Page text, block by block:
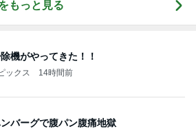
ックス 2日前
磨き粉まみれの子の荷物
ックス 1日前